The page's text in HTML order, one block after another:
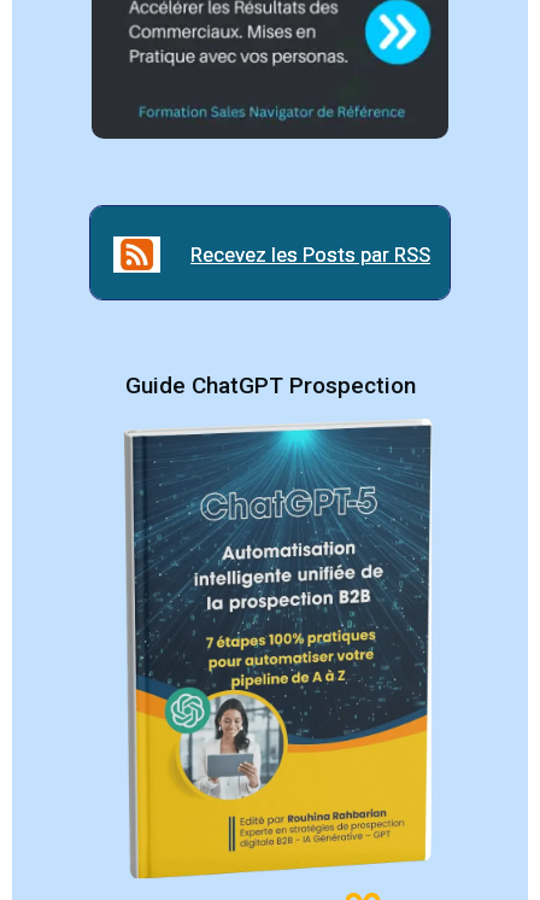
Recevez les Posts par RSS
Recevez les Posts par RSS
Guide ChatGPT Prospection